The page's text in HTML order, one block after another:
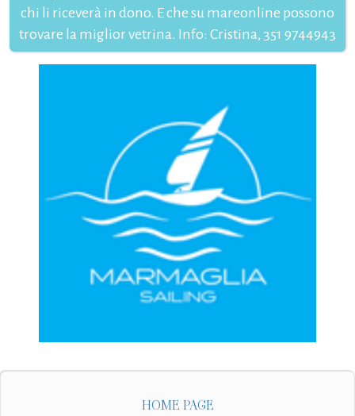
chi li riceverà in dono. E che su mareonline possono
trovare la miglior vetrina. Info: Cristina, 351 9744943
HOME PAGE